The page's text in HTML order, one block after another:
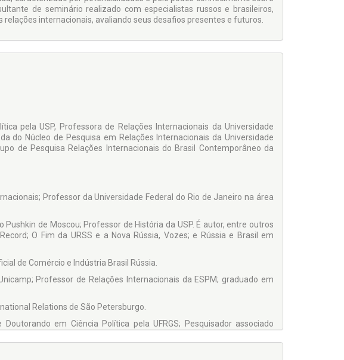
de seminário realizado com especialistas russos e brasileiros,
internacionais, avaliando seus desafios presentes e futuros.
pela USP, Professora de Relações Internacionais da Universidade
do Núcleo de Pesquisa em Relações Internacionais da Universidade
de Pesquisa Relações Internacionais do Brasil Contemporâneo da
Professor da Universidade Federal do Rio de Janeiro na área
Pushkin de Moscou; Professor de História da USP. É autor, entre outros
O Fim da URSS e a Nova Rússia, Vozes; e Rússia e Brasil em
de Comércio e Indústria Brasil Rússia.
Professor de Relações Internacionais da ESPM; graduado em
Relations de São Petersburgo.
em Ciência Política pela UFRGS; Pesquisador associado
em National Security pela Georgetown University, EUA. Foi Assessor